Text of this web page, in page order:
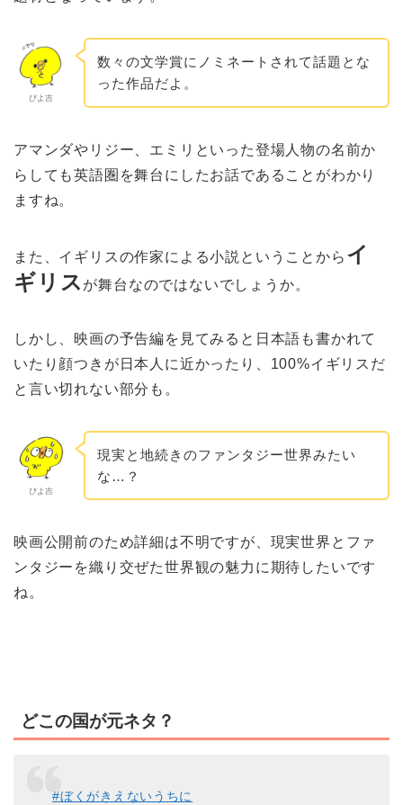
ぴよ吉
数々の文学賞にノミネートされて話題とな
った作品だよ。
アマンダやリジー、エミリといった登場人物の名前か
らしても英語圏を舞台にしたお話であることがわかり
ますね。
また、イギリスの作家による小説ということから イ
ギリス が舞台なのではないでしょうか。
しかし、映画の予告編を見てみると日本語も書かれて
いたり顔つきが日本人に近かったり、100%イギリスだ
と言い切れない部分も。
ぴよ吉
現実と地続きのファンタジー世界みたい
な…？
映画公開前のため詳細は不明ですが、現実世界とファ
ンタジーを織り交ぜた世界観の魅力に期待したいです
ね。
どこの国が元ネタ？
#ぼくがきえないうちに